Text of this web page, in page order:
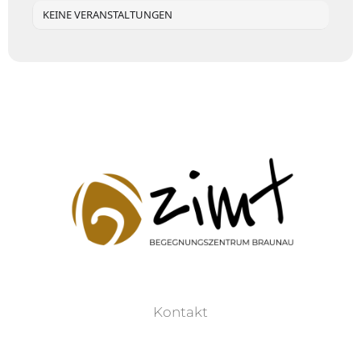
KEINE VERANSTALTUNGEN
Kontakt